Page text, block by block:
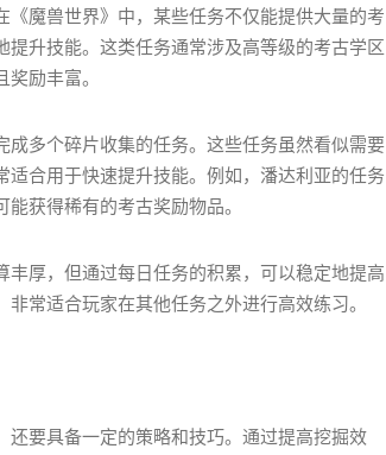
魔兽世界》中，某些任务不仅能提供大量的考
升技能。这类任务通常涉及高等级的考古学区
励丰富。
多个碎片收集的任务。这些任务虽然看似需要
合用于快速提升技能。例如，潘达利亚的任务
获得稀有的考古奖励物品。
厚，但通过每日任务的积累，可以稳定地提高
常适合玩家在其他任务之外进行高效练习。
要具备一定的策略和技巧。通过提高挖掘效